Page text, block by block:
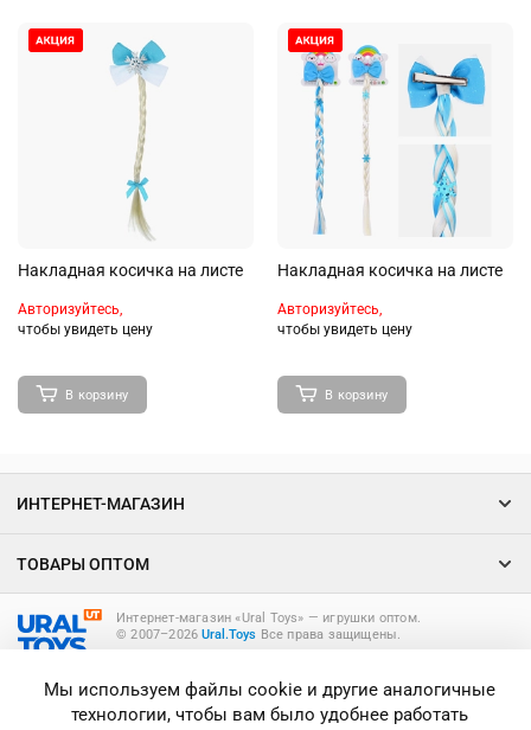
Накладная косичка на листе
Авторизуйтесь,
чтобы увидеть цену
В корзину
Накладная косичка на листе
Авторизуйтесь,
чтобы увидеть цену
В корзину
Интернет-магазин «Ural Toys» ― игрушки оптом.
© 2007–2026Ural.Toys Все права защищены.
ИНТЕРНЕТ-МАГАЗИН
ТОВАРЫ ОПТОМ
Мы используем файлы cookie и другие аналогичные
технологии, чтобы вам было удобнее работать